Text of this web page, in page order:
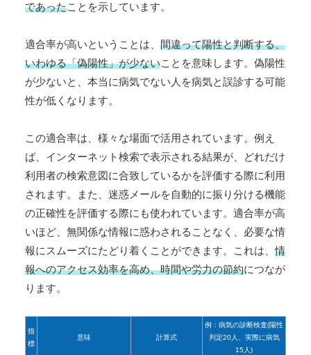
であったことを示しています。
適合率が高いということは、 間違って陽性と判断する、
いわゆる「偽陽性」が少ないことを意味します。偽陽性
が少ないと、本当に病気でない人を病気と誤診する可能
性が低くなります。
この適合率は、様々な場面で活用されています。例え
ば、インターネット検索で表示される結果が、どれだけ
利用者の検索意図に合致しているかを評価する際に利用
されます。また、迷惑メールを自動的に振り分ける機能
の正確性を評価する際にも使われています。適合率が高
いほど、無関係な情報に惑わされることなく、必要な情
報にスムーズにたどり着くことができます。これは、情
報へのアクセス効率を高め、時間や労力の節約につなが
ります。
指
標
意味 計算式
例：病気の診断検査(陽性
判定20人、実際に病気
15人)